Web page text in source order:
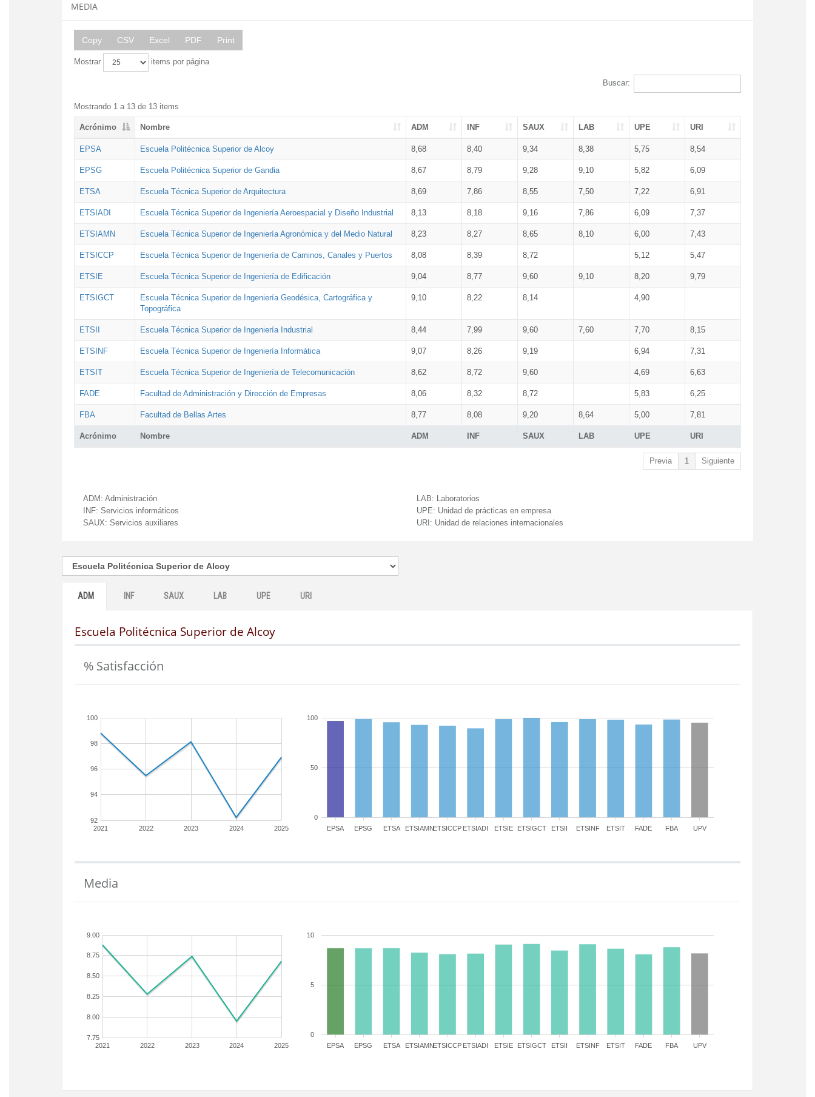
MEDIA
Copy CSV Excel PDF Print
Mostrar items por página
Buscar:
Mostrando 1 a 13 de 13 items
Acrónimo Nombre ADM INF SAUX LAB UPE URI
Acrónimo Nombre ADM INF SAUX LAB UPE URI
EPSA Escuela Politécnica Superior de Alcoy 8,68 8,40 9,34 8,38 5,75 8,54
EPSG Escuela Politécnica Superior de Gandia 8,67 8,79 9,28 9,10 5,82 6,09
ETSA Escuela Técnica Superior de Arquitectura 8,69 7,86 8,55 7,50 7,22 6,91
ETSIADI Escuela Técnica Superior de Ingeniería Aeroespacial y Diseño Industrial 8,13 8,18 9,16 7,86 6,09 7,37
ETSIAMN Escuela Técnica Superior de Ingeniería Agronómica y del Medio Natural 8,23 8,27 8,65 8,10 6,00 7,43
ETSICCP Escuela Técnica Superior de Ingeniería de Caminos, Canales y Puertos 8,08 8,39 8,72 5,12 5,47
ETSIE Escuela Técnica Superior de Ingeniería de Edificación 9,04 8,77 9,60 9,10 8,20 9,79
ETSIGCT
Escuela Técnica Superior de Ingeniería Geodésica, Cartográfica y
Topográfica
9,10 8,22 8,14 4,90
ETSII Escuela Técnica Superior de Ingeniería Industrial 8,44 7,99 9,60 7,60 7,70 8,15
ETSINF Escuela Técnica Superior de Ingeniería Informática 9,07 8,26 9,19 6,94 7,31
ETSIT Escuela Técnica Superior de Ingeniería de Telecomunicación 8,62 8,72 9,60 4,69 6,63
FADE Facultad de Administración y Dirección de Empresas 8,06 8,32 8,72 5,83 6,25
FBA Facultad de Bellas Artes 8,77 8,08 9,20 8,64 5,00 7,81
Previa 1 Siguiente
ADM: Administración
INF: Servicios informáticos
SAUX: Servicios auxiliares
LAB: Laboratorios
UPE: Unidad de prácticas en empresa
URI: Unidad de relaciones internacionales
ADM INF SAUX LAB UPE URI
Escuela Politécnica Superior de Alcoy
% Satisfacción
2021 2022 2023 2024 2025
92
94
96
98
100
EPSA EPSG ETSA ETSIAMNETSICCP ETSIADI ETSIE ETSIGCT ETSII ETSINF ETSIT FADE FBA UPV
0
50
100
Media
2021 2022 2023 2024 2025
7.75
8.00
8.25
8.50
8.75
9.00
EPSA EPSG ETSA ETSIAMNETSICCP ETSIADI ETSIE ETSIGCT ETSII ETSINF ETSIT FADE FBA UPV
0
5
10